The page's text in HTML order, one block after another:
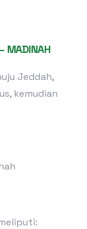
MADINAH
Jeddah,
kemudian